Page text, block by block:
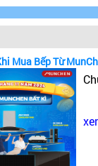
Mua Bếp Từ